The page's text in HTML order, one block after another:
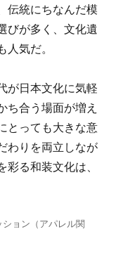
伝統にちなんだ模
びが多く、文化遺
気だ。
が日本文化に気軽
ち合う場面が増え
とっても大きな意
わりを両立しなが
る和装文化は、
ション（アパレル関